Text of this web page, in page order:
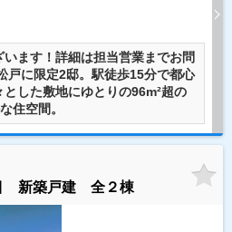
います！詳細は担当営業までお問
戸に限定2邸。駅徒歩15分で都心
した敷地にゆとりの96m²超の
住空間。
新築戸建 全２棟